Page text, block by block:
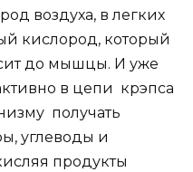
воздуха, в легких
кислород, который
до мышцы. И уже
в цепи крэпса
получать
углеводы и
продукты